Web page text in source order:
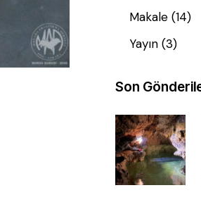
Makale (14)
Yayın (3)
Son